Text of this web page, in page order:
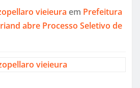
vieieura em Prefeitura
abre Processo Seletivo de
vieieura